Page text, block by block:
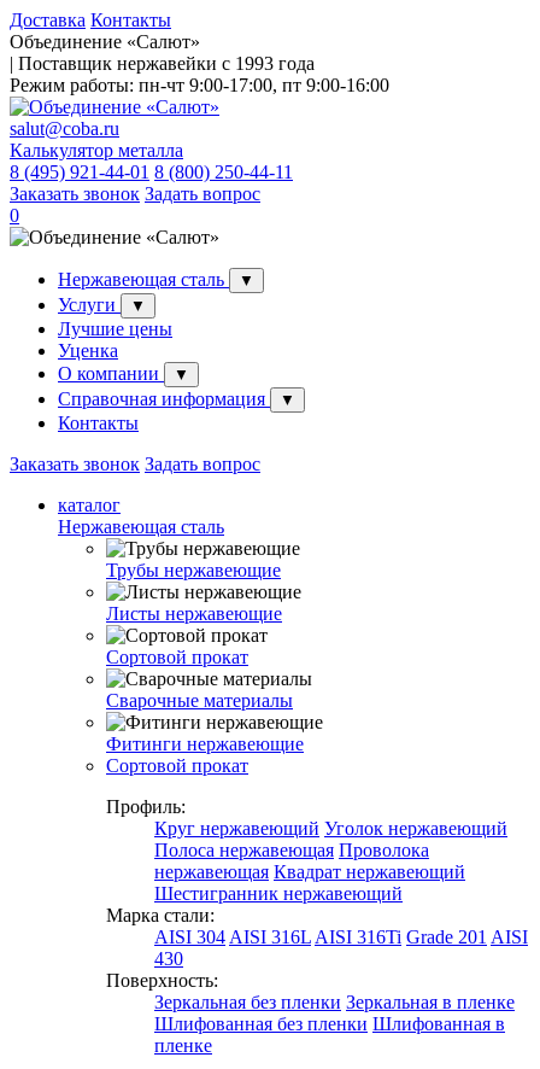
Доставка Контакты
Объединение «Салют»
| Поставщик нержавейки с 1993 года
Режим работы: пн-чт 9:00-17:00, пт 9:00-16:00
salut@coba.ru
Калькулятор металла
8 (495) 921-44-01 8 (800) 250-44-11
Заказать звонок Задать вопрос
0
Нержавеющая сталь ▼
Услуги ▼
Лучшие цены
Уценка
О компании
▼
Справочная информация ▼
Контакты
Заказать звонок Задать вопрос
каталог
Нержавеющая сталь
Трубы нержавеющие
Листы нержавеющие
Сортовой прокат
Сварочные материалы
Фитинги нержавеющие
Сортовой прокат
Профиль:
Круг нержавеющий Уголок нержавеющий
Полоса нержавеющая Проволока
нержавеющая Квадрат нержавеющий
Шестигранник нержавеющий
Марка стали:
AISI 304 AISI 316L AISI 316Ti Grade 201 AISI
430
Поверхность:
Зеркальная без пленки Зеркальная в пленке
Шлифованная без пленки Шлифованная в
пленке